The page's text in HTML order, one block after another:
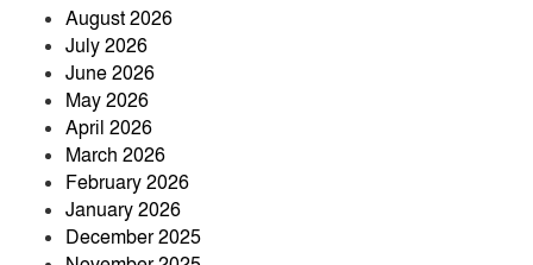
August 2026
July 2026
June 2026
May 2026
April 2026
March 2026
February 2026
January 2026
December 2025